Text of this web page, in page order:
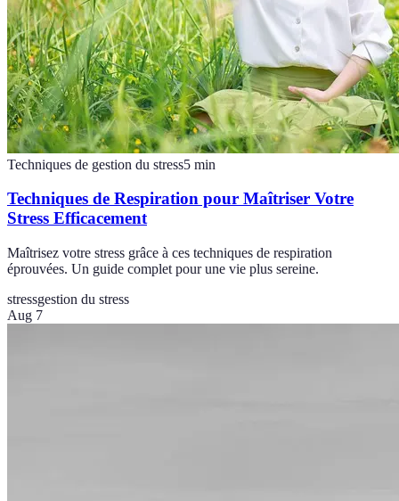
Techniques de gestion du stress5 min
Techniques de Respiration pour Maîtriser Votre
Stress Efficacement
Maîtrisez votre stress grâce à ces techniques de respiration
éprouvées. Un guide complet pour une vie plus sereine.
stressgestion du stress
Aug 7